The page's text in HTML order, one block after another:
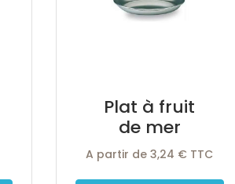
Plat à fruit
de mer
A partir de 3,24 € TTC